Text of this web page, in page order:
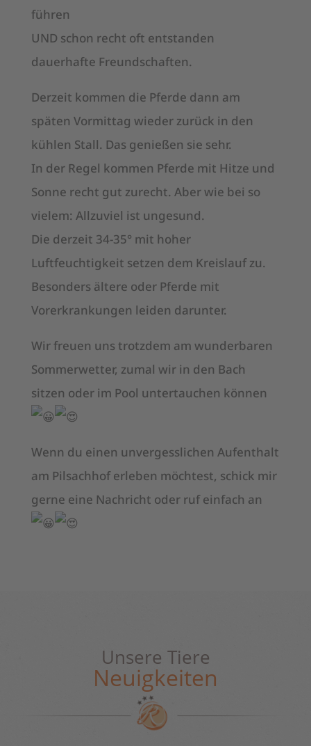
führen
UND schon recht oft entstanden
dauerhafte Freundschaften.
Derzeit kommen die Pferde dann am
späten Vormittag wieder zurück in den
kühlen Stall. Das genießen sie sehr.
In der Regel kommen Pferde mit Hitze und
Sonne recht gut zurecht. Aber wie bei so
vielem: Allzuviel ist ungesund.
Die derzeit 34-35° mit hoher
Luftfeuchtigkeit setzen dem Kreislauf zu.
Besonders ältere oder Pferde mit
Vorerkrankungen leiden darunter.
Wir freuen uns trotzdem am wunderbaren
Sommerwetter, zumal wir in den Bach
sitzen oder im Pool untertauchen können
Wenn du einen unvergesslichen Aufenthalt
am Pilsachhof erleben möchtest, schick mir
gerne eine Nachricht oder ruf einfach an
Unsere Tiere
Neuigkeiten